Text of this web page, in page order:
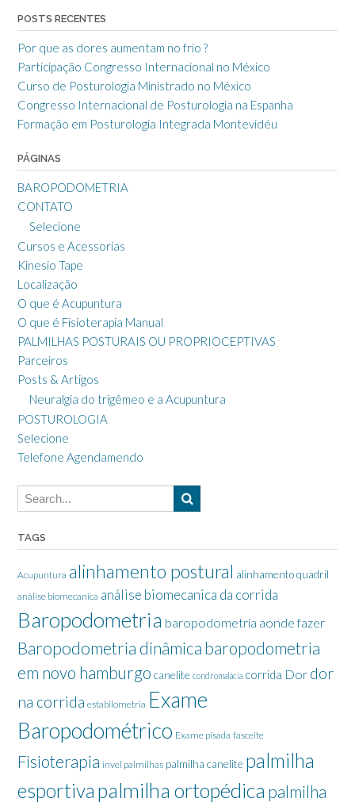
POSTS RECENTES
Por que as dores aumentam no frio ?
Participação Congresso Internacional no México
Curso de Posturologia Ministrado no México
Congresso Internacional de Posturologia na Espanha
Formação em Posturologia Integrada Montevidéu
PÁGINAS
BAROPODOMETRIA
CONTATO
Selecione
Cursos e Acessorias
Kinesio Tape
Localização
O que é Acupuntura
O que é Fisioterapia Manual
PALMILHAS POSTURAIS OU PROPRIOCEPTIVAS
Parceiros
Posts & Artigos
Neuralgia do trigêmeo e a Acupuntura
POSTUROLOGIA
Selecione
Telefone Agendamendo
TAGS
Acupuntura alinhamento postural alinhamento quadril
análise biomecanica análise biomecanica da corrida
Baropodometria baropodometria aonde fazer
Baropodometria dinâmica baropodometria
em novo hamburgo canelite condromalácia corrida Dor dor
na corrida estabilometria Exame
Baropodométrico Exame pisada fasceite
Fisioterapia invel palmilhas palmilha canelite palmilha
esportiva palmilha ortopédica palmilha